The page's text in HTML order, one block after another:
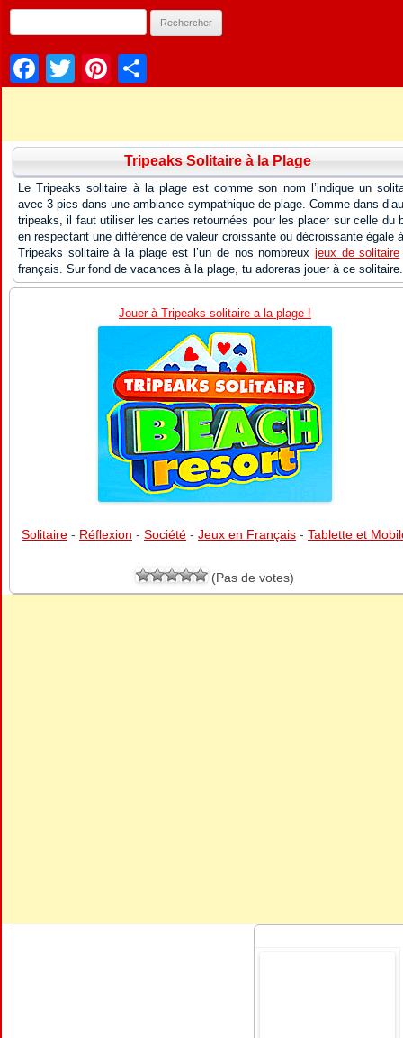
Facebook
TwitterPinterest
Tripeaks Solitaire à la Plage
Le Tripeaks solitaire à la plage est comme son nom l’indique un
avec 3 pics dans une ambiance sympathique de plage. Comme dans
tripeaks, il faut utiliser les cartes retournées pour les placer sur celle du
en respectant une différence de valeur croissante ou décroissante égale
Tripeaks solitaire à la plage est l’un de nos nombreux jeux de solitaire
français. Sur fond de vacances à la plage, tu adoreras jouer à ce solitaire.
Jouer à Tripeaks solitaire a la plage !
Solitaire - Réflexion - Société - Jeux en Français - Tablette et
(Pas de votes)